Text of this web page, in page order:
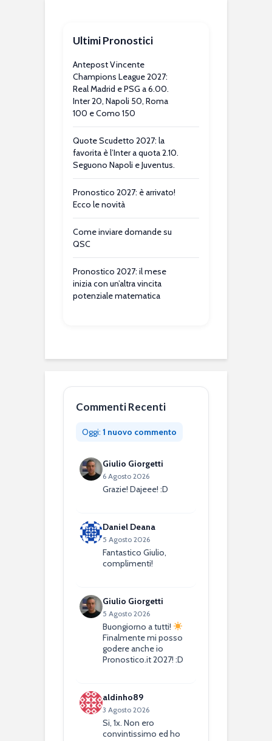
Ultimi Pronostici
Antepost Vincente
Champions League 2027:
Real Madrid e PSG a 6.00.
Inter 20, Napoli 50, Roma
100 e Como 150
Quote Scudetto 2027: la
favorita è l’Inter a quota 2.10.
Seguono Napoli e Juventus.
Pronostico 2027: è arrivato!
Ecco le novità
Come inviare domande su
QSC
Pronostico 2027: il mese
inizia con un’altra vincita
potenziale matematica
Commenti Recenti
Oggi: 1 nuovo commento
Giulio Giorgetti
6 Agosto 2026
Grazie! Dajeee! :D
Daniel Deana
5 Agosto 2026
Fantastico Giulio,
complimenti!
Giulio Giorgetti
5 Agosto 2026
Buongiorno a tutti!
Finalmente mi posso
godere anche io
Pronostico.it 2027! :D
aldinho89
3 Agosto 2026
Si, 1x. Non ero
convintissimo ed ho